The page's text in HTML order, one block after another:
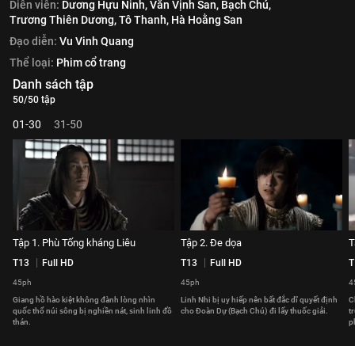
Diễn viên: Dương Hựu Ninh,Văn Vịnh San, Bạch Chú,
Trương Thiên Dương,Tô Thanh, Hà Hoằng San
Đạo diễn: Vu Vinh Quang
Thể loại: Phim cổ trang
Danh sách tập
50/50 tập
01-30 31-50
Tập 1. Phù Tống kháng Liêu
T13 Full HD
45ph
Giang hồ hào kiệt không đành lòng nhìn
quốc thổ núi sông bị nghiền nát, sinh linh đồ
thán.
Tập 2. Đe dọa
T13 Full HD
45ph
Linh Nhi bị uy hiếp nên bất đắc dĩ quyết định
cho Đoàn Dự (Bạch Chú) đi lấy thuốc giải.